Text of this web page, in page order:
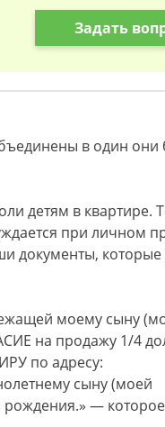
Задать
в один они
детям в квартире.
при личном
документы, которые
моему сыну
на продажу 1/4
по адресу:
сыну (моей
—